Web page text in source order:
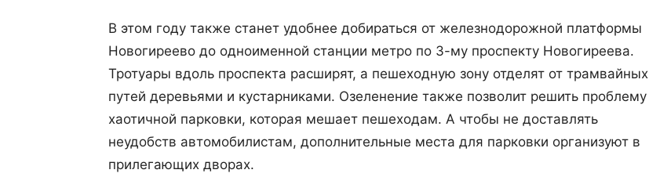
В этом году также станет удобнее добираться от железнодорожной платформы
Новогиреево до одноименной станции метро по 3-му проспекту Новогиреева.
Тротуары вдоль проспекта расширят, а пешеходную зону отделят от трамвайных
путей деревьями и кустарниками. Озеленение также позволит решить проблему
хаотичной парковки, которая мешает пешеходам. А чтобы не доставлять
неудобств автомобилистам, дополнительные места для парковки организуют в
прилегающих дворах.